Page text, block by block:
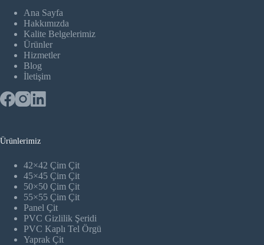
Ana Sayfa
Hakkımızda
Kalite Belgelerimiz
Ürünler
Hizmetler
Blog
İletişim
Ürünlerimiz
42×42 Çim Çit
45×45 Çim Çit
50×50 Çim Çit
55×55 Çim Çit
Panel Çit
PVC Gizlilik Şeridi
PVC Kaplı Tel Örgü
Yaprak Çit